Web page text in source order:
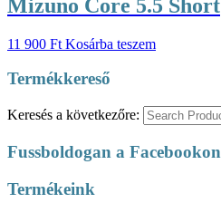
Mizuno Core 5.5 Short
11 900 Ft Kosárba teszem
Termékkereső
Keresés a következőre:
Fussboldogan a Facebookon
Termékeink